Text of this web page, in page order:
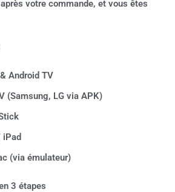
votre commande, et vous êtes
Android TV
(Samsung, LG via APK)
iPad
(via émulateur)
3 étapes